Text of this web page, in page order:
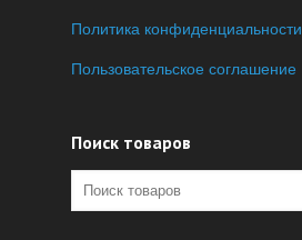
Политика конфиденциальности
Пользовательское соглашение
Поиск товаров